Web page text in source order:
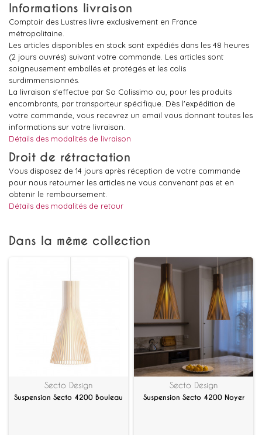
Informations livraison
Comptoir des Lustres livre exclusivement en France
métropolitaine.
Les articles disponibles en stock sont expédiés dans les 48 heures
(2 jours ouvrés) suivant votre commande. Les articles sont
soigneusement emballés et protégés et les colis
surdimmensionnés.
La livraison s'effectue par So Colissimo ou, pour les produits
encombrants, par transporteur spécifique. Dès l'expédition de
votre commande, vous recevrez un email vous donnant toutes les
informations sur votre livraison.
Détails des modalités de livraison
Droit de rétractation
Vous disposez de 14 jours après réception de votre commande
pour nous retourner les articles ne vous convenant pas et en
obtenir le remboursement.
Détails des modalités de retour
Dans la même collection
Secto Design
Suspension Secto 4200 Bouleau
Secto Design
Suspension Secto 4200 Noyer